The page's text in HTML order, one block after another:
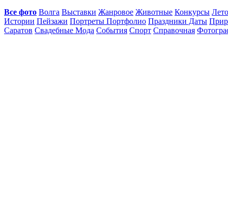
Все фото Волга Выставки Жанровое Животные Конкурсы
Истории Пейзажи Портреты Портфолио Праздники Даты
Саратов Свадебные Мода События Спорт Справочная